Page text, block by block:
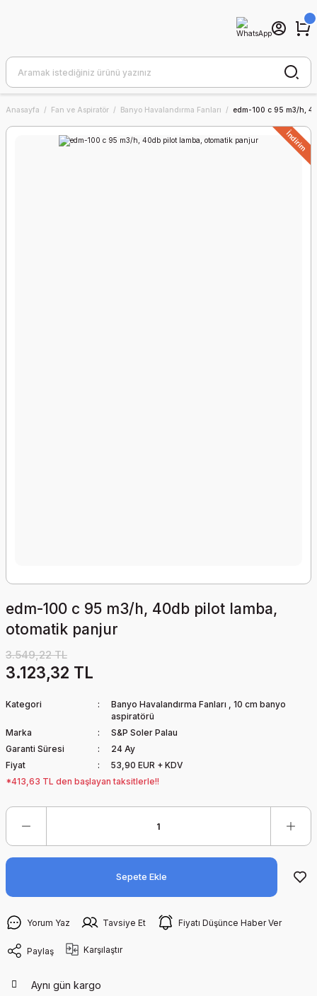
Anasayfa Fan ve Aspiratör Banyo Havalandırma Fanları edm-100 c 95 m3/h,
İndirim
edm-100 c 95 m3/h, 40db pilot lamba,
otomatik panjur
3.549,22 TL
3.123,32 TL
Kategori Banyo Havalandırma Fanları , 10 cm banyo
aspiratörü
Marka
S&P Soler Palau
Garanti Süresi
24 Ay
Fiyat
53,90 EUR + KDV
*413,63 TL den başlayan taksitlerle!!
Sepete Ekle
Yorum Yaz Tavsiye Et Fiyatı Düşünce Haber Ver
Paylaş Karşılaştır
Aynı gün kargo